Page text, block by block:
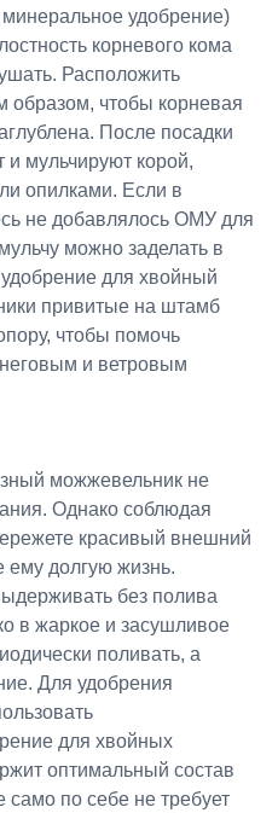
удобрение)
корневого кома
Расположить
образом, чтобы корневая
После посадки
мульчируют корой,
опилками. Если в
не добавлялось ОМУ для
можно заделать в
для хвойный
привитые на штамб
чтобы помочь
и ветровым
можжевельник не
Однако соблюдая
красивый внешний
ему долгую жизнь.
без полива
в жаркое и засушливое
поливать, а
Для удобрения
для хвойных
оптимальный состав
само по себе не требует